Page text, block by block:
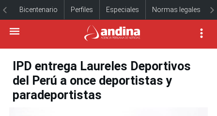
Bicentenario Perfiles Especiales Normas legales
IPD entrega Laureles Deportivos
del Perú a once deportistas y
paradeportistas